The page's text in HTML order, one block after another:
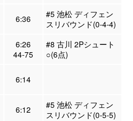
6:36
#5 池松 ディフェン
スリバウンド(0-4-4)
6:26
44-75
#8 古川 2Pシュート
○(6点)
6:14
6:12
#5 池松 ディフェン
スリバウンド(0-5-5)